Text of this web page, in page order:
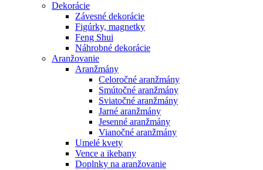
Dekorácie
Závesné dekorácie
Figúrky, magnetky
Feng Shui
Náhrobné dekorácie
Aranžovanie
Aranžmány
Celoročné aranžmány
Smútočné aranžmány
Sviatočné aranžmány
Jarné aranžmány
Jesenné aranžmány
Vianočné aranžmány
Umelé kvety
Vence a ikebany
Doplnky na aranžovanie